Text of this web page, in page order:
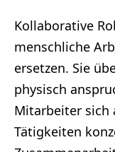
Kollaborative
menschliche
ersetzen. Sie
physisch
Mitarbeiter sich
Tätigkeiten